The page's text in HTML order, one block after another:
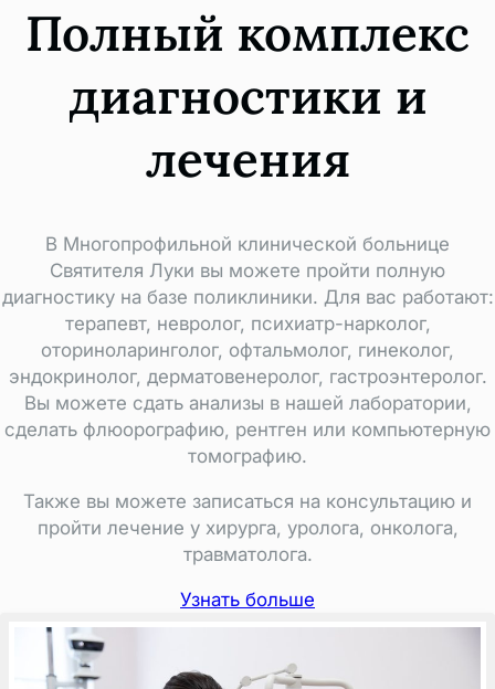
Полный комплекс
диагностики и
лечения
В Многопрофильной клинической больнице
Святителя Луки вы можете пройти полную
диагностику на базе поликлиники. Для вас работают:
терапевт, невролог, психиатр-нарколог,
оториноларинголог, офтальмолог, гинеколог,
эндокринолог, дерматовенеролог, гастроэнтеролог.
Вы можете сдать анализы в нашей лаборатории,
сделать флюорографию, рентген или компьютерную
томографию.
Также вы можете записаться на консультацию и
пройти лечение у хирурга, уролога, онколога,
травматолога.
Узнать больше